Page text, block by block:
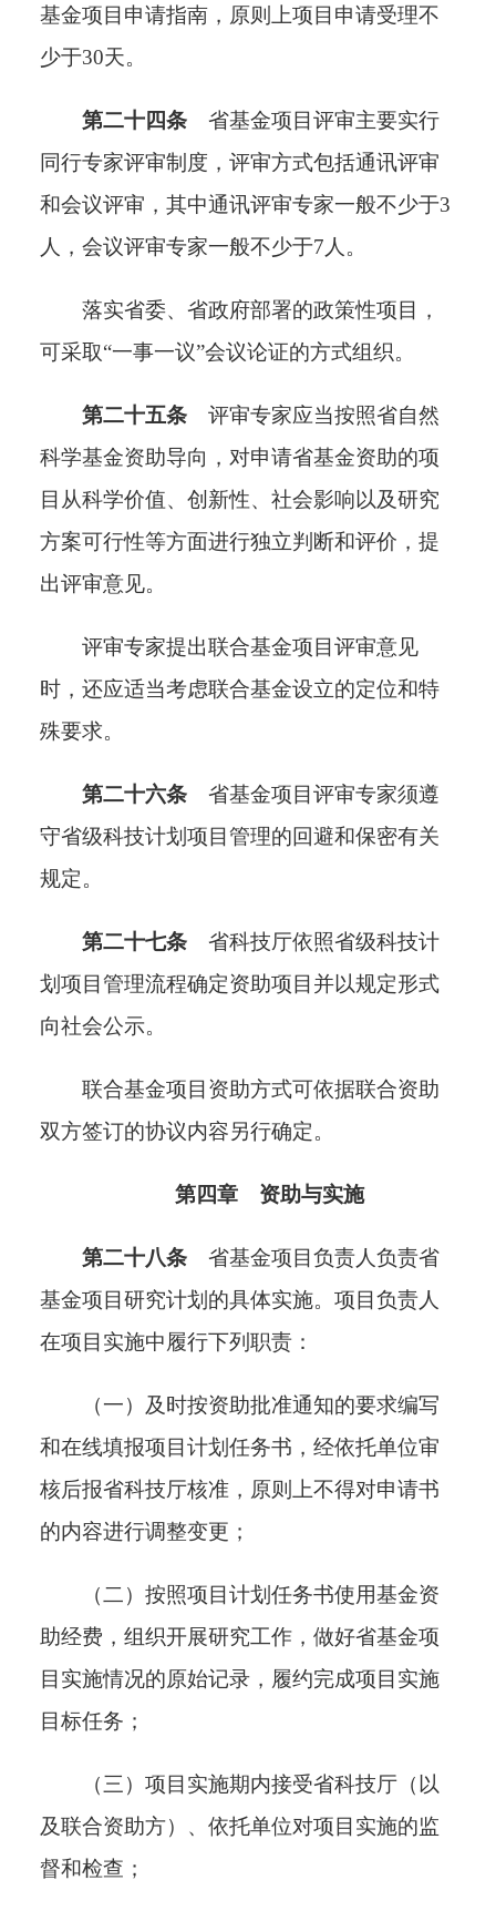
基金项目申请指南， 原则上项目申请受理不
少于30天。
第二十四条
省基金项目评审主要实行
同行专家评审制度，评审方式包括通讯评审
和会议评审，其中通讯评审专家一般不少于3
人，会议评审专家一般不少于7人。
落实省委、省政府部署的政策性项目，
可采取“一事一议”会议论证的方式组织。
第二十五条
评审专家应当按照省自然
科学基金资助导向，对申请省基金资助的项
目从科学价值、创新性、社会影响以及研究
方案可行性等方面进行独立判断和评价，提
出评审意见。
评审专家提出联合基金项目评审意见
时，还应适当考虑联合基金设立的定位和特
殊要求。
第二十六条
省基金项目评审专家须遵
守省级科技计划项目管理的回避和保密有关
规定。
第二十七条
省科技厅依照省级科技计
划项目管理流程确定资助项目并以规定形式
向社会公示。
联合基金项目资助方式可依据联合资助
双方签订的协议内容另行确定。
第四章 资助与实施
第二十八条 省基金项目负责人负责省
基金项目研究计划的具体实施。项目负责人
在项目实施中履行下列职责 ：
（一）及时按资助批准通知的要求编写
和在线填报项目计划任务书，经依托单位审
核后报省科技厅核准，原则上不得对申请书
的内容进行调整变更；
（二）按照项目计划任务书使用基金资
助经费，组织开展研究工作，做好省基金项
目实施情况的原始记录，履约完成项目实施
目标任务；
（三）项目实施期内接受省科技厅（以
及联合资助方）、依托单位对项目实施的监
督和检查；